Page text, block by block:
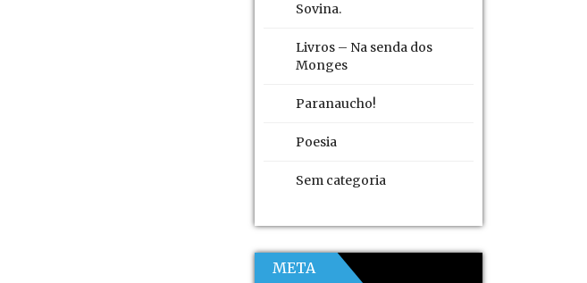
Sovina.
Livros – Na senda dos
Monges
Paranaucho!
Poesia
Sem categoria
META